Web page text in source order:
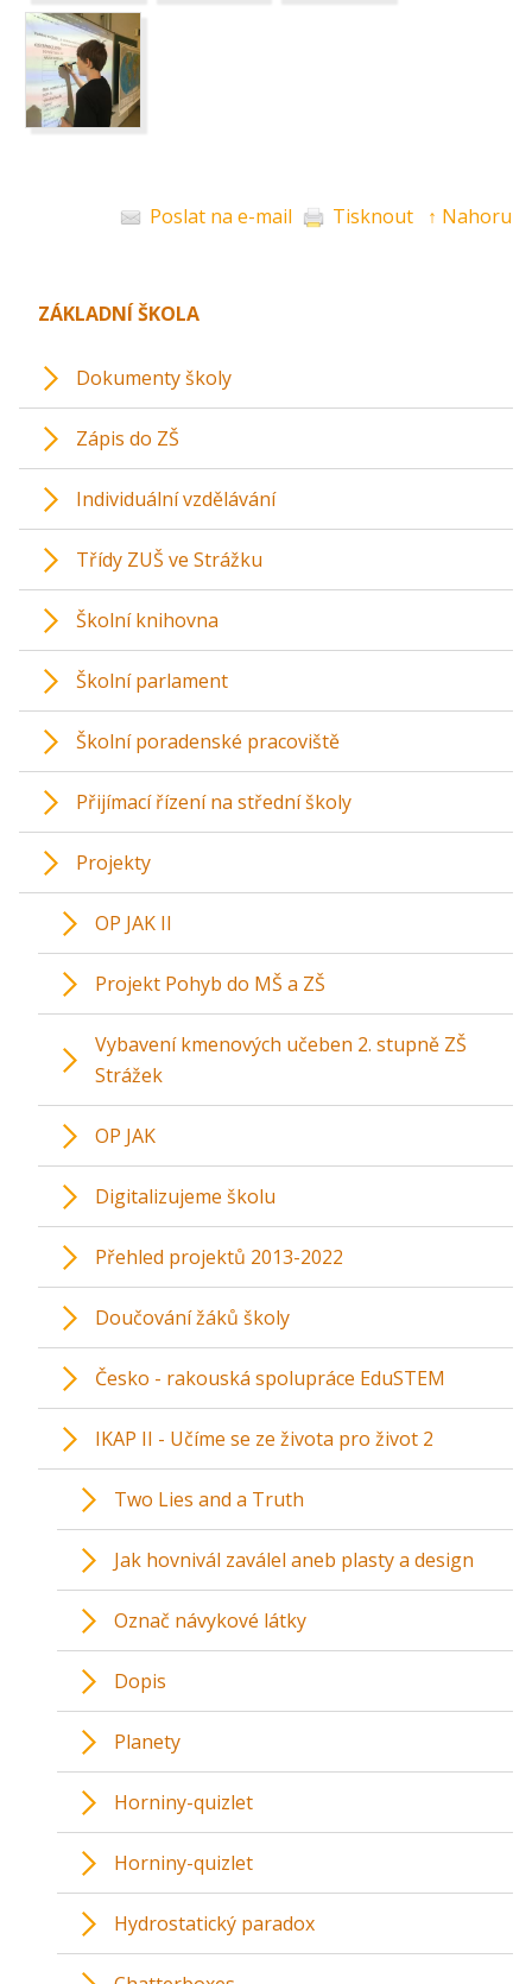
Poslat na e-mail Tisknout ↑ Nahoru
ZÁKLADNÍ ŠKOLA
Dokumenty školy
Zápis do ZŠ
Individuální vzdělávání
Třídy ZUŠ ve Strážku
Školní knihovna
Školní parlament
Školní poradenské pracoviště
Přijímací řízení na střední školy
Projekty
OP JAK II
Projekt Pohyb do MŠ a ZŠ
Vybavení kmenových učeben 2. stupně ZŠ
Strážek
OP JAK
Digitalizujeme školu
Přehled projektů 2013-2022
Doučování žáků školy
Česko - rakouská spolupráce EduSTEM
IKAP II - Učíme se ze života pro život 2
Two Lies and a Truth
Jak hovnivál zaválel aneb plasty a design
Označ návykové látky
Dopis
Planety
Horniny-quizlet
Horniny-quizlet
Hydrostatický paradox